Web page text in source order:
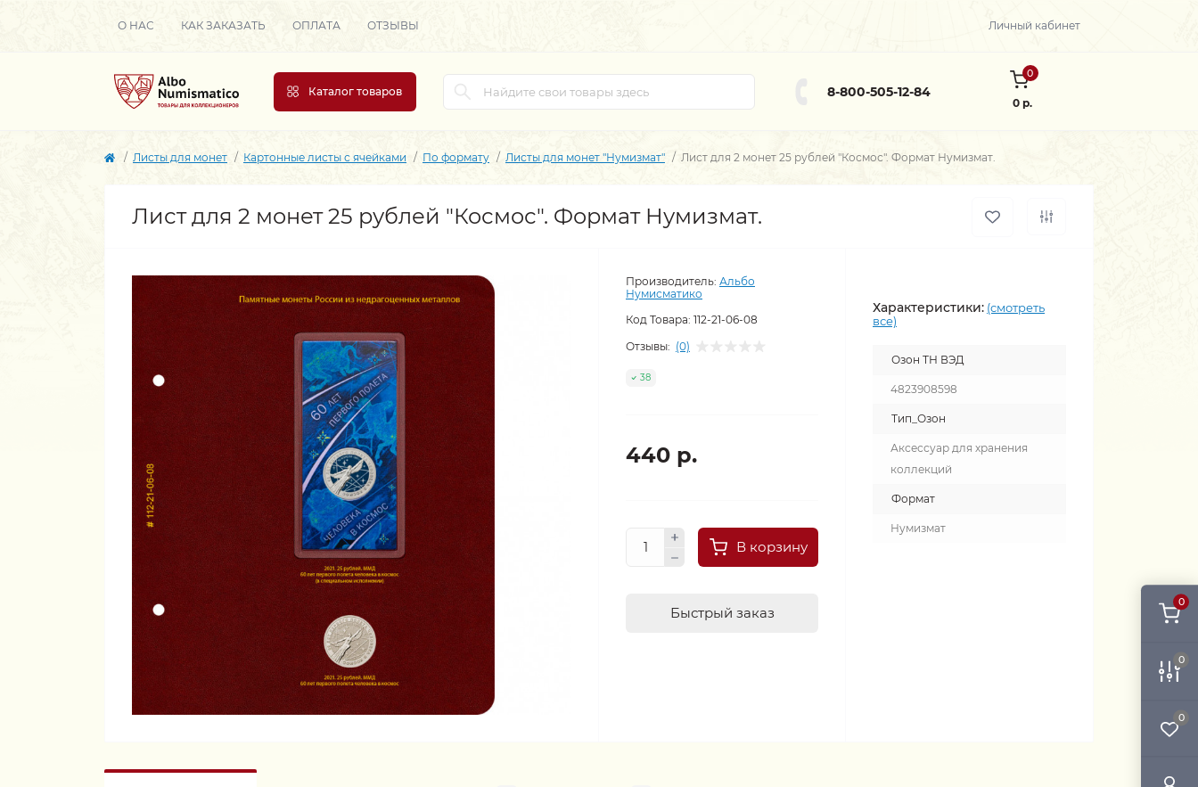
0
0
0
О НАС КАК ЗАКАЗАТЬ ОПЛАТА ОТЗЫВЫ Личный кабинет
Каталог товаров 8-800-505-12-84
0
0 р.
Листы для монет Картонные листы с ячейками По формату Листы для монет "Нумизмат" Лист для 2 монет 25 рублей "Космос". Формат Нумизмат.
Лист для 2 монет 25 рублей "Космос". Формат Нумизмат.
Производитель: Альбо
Нумисматико
Код Товара: 112-21-06-08
Отзывы: (0)
38
440 р.
В корзину
Быстрый заказ
Характеристики: (смотреть
все)
Озон ТН ВЭД
4823908598
Тип_Озон
Аксессуар для хранения
коллекций
Формат
Нумизмат